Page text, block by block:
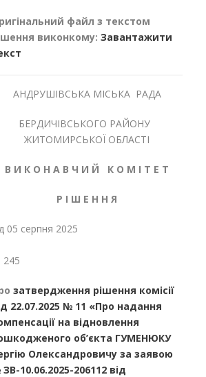
файл з текстом
виконкому: Завантажити
АНДРУШІВСЬКА МІСЬКА РАДА
БЕРДИЧІВСЬКОГО РАЙОНУ
ЖИТОМИРСЬКОЇ ОБЛАСТІ
В И К О Н А В Ч И Й К О М І Т Е Т
Р І Ш Е Н Н Я
05 серпня 2025
затвердження рішення комісії
22.07.2025 № 11 «Про надання
на відновлення
об’єкта ГУМЕНЮКУ
Олександровичу за заявою
10.06.2025-206112 від